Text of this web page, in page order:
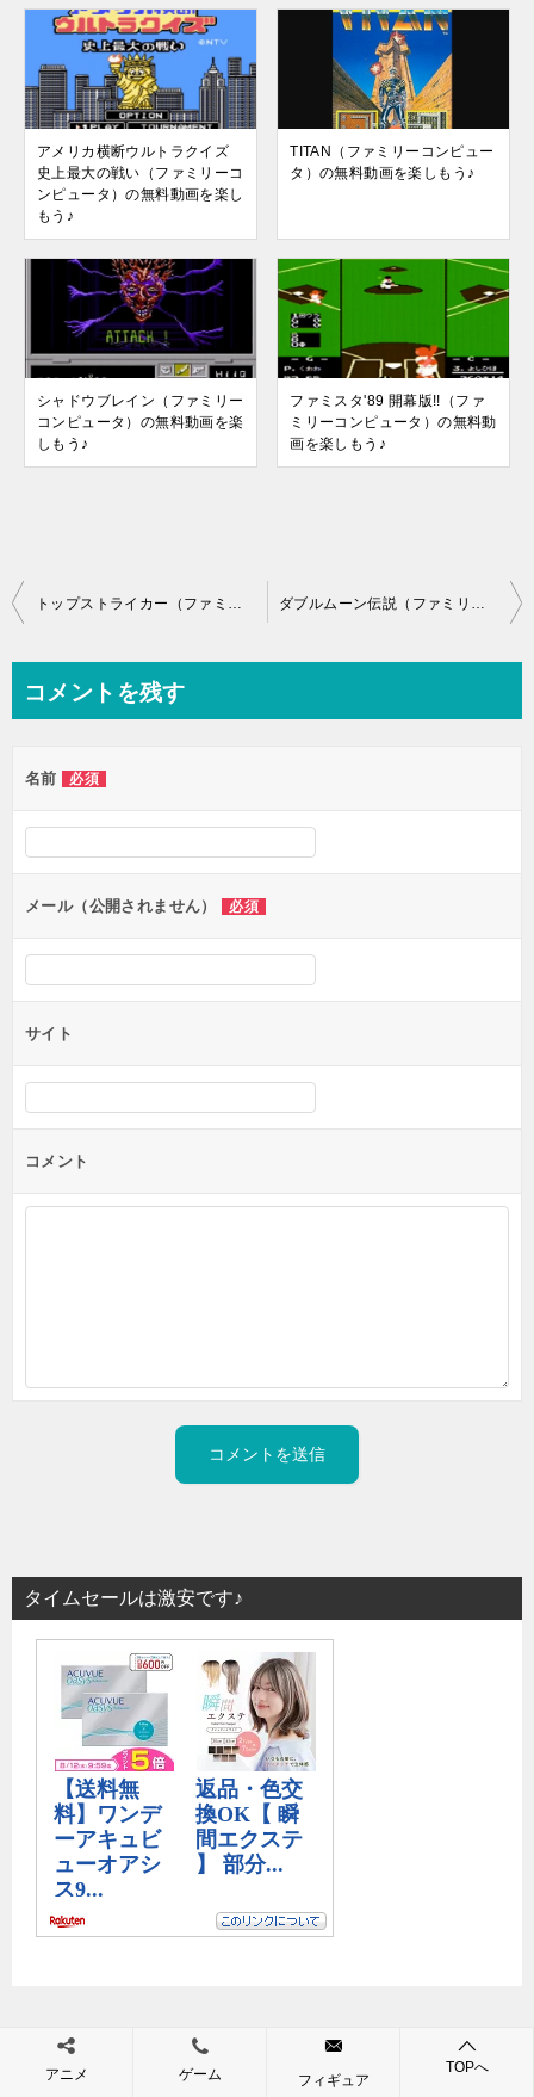
アメリカ横断ウルトラクイズ
史上最大の戦い（ファミリーコ
ンピュータ）の無料動画を楽し
もう♪
TITAN（ファミリーコンピュー
タ）の無料動画を楽しもう♪
シャドウブレイン（ファミリー
コンピュータ）の無料動画を楽
しもう♪
ファミスタ'89 開幕版!!（ファ
ミリーコンピュータ）の無料動
画を楽しもう♪
投
ビ
ー
シ
ン
トップストライカー（ファミリーコンピュータ）の無料動画を楽しもう♪ ダブルムーン伝説（ファミリーコンピュータ）の無料動画を楽しもう♪
コメントを残す
名前 必須
メール（公開されません） 必須
サイト
コメント
タイムセールは激安です♪
画像つき関連記事
アニメ ゲーム フィギュア
TOPへ